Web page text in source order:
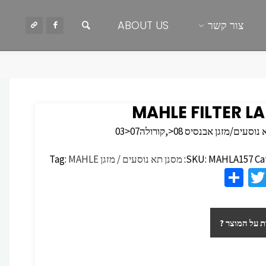
צור קשר ABOUT US
MAHLE FILTER
מזגן אבנסיס 08<,קורולה07<03
SKU: MAHLA157 מסנן תא נוסעים / מזגן Tag: MAHLE
T
tt
er
ar
eעל המוצר ?